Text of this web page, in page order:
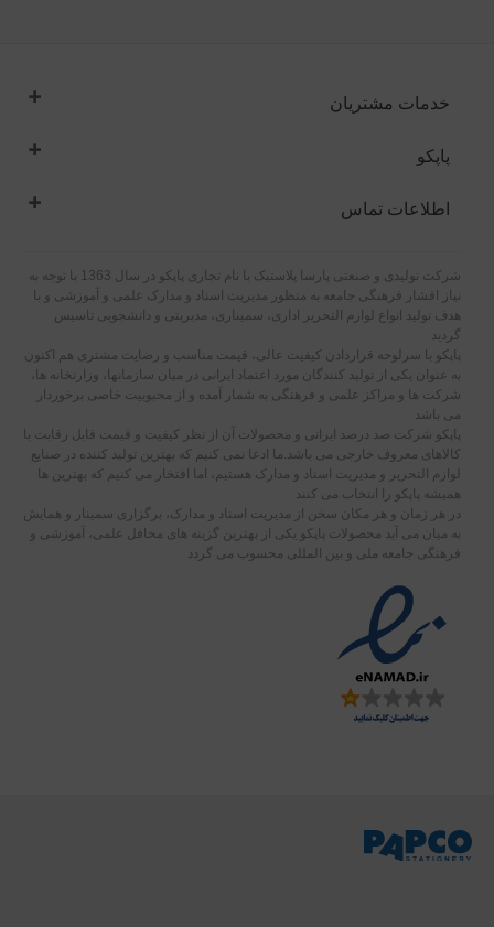
خدمات مشتریان
پاپکو
اطلاعات تماس
شرکت تولیدی و صنعتی پارسا پلاستیک با نام تجاری پاپکو در سال 1363 با توجه به
نیاز اقشار فرهنگی جامعه به منظور مدیریت اسناد و مدارک علمی و آموزشی و با
هدف تولید انواع لوازم التحریر اداری، سمیناری، مدیریتی و دانشجویی تاسیس
گردید
پاپکو با سرلوحه قراردادن کیفیت عالی، قیمت مناسب و رضایت مشتری هم اکنون
به عنوان یکی از تولید کنندگان مورد اعتماد ایرانی در میان سازمانها، وزارتخانه ها،
شرکت ها و مراکز علمی و فرهنگی به شمار آمده و از محبوبیت خاصی برخوردار
می باشد
پاپکو شرکت صد درصد ایرانی و محصولات آن از نظر کیفیت و قیمت قابل رقابت با
کالاهای معروف خارجی می باشد.ما ادعا نمی کنیم که بهترین تولید کننده در صنایع
لوازم التحریر و مدیریت اسناد و مدارک هستیم، اما افتخار می کنیم که بهترین ها
همیشه پاپکو را انتخاب می کنند
در هر زمان و هر مکان سخن از مدیریت اسناد و مدارک، برگزاری سمینار و همایش
به میان می آید محصولات پاپکو یکی از بهترین گزینه های محافل علمی، آموزشی و
فرهنگی جامعه ملی و بین المللی محسوب می گردد